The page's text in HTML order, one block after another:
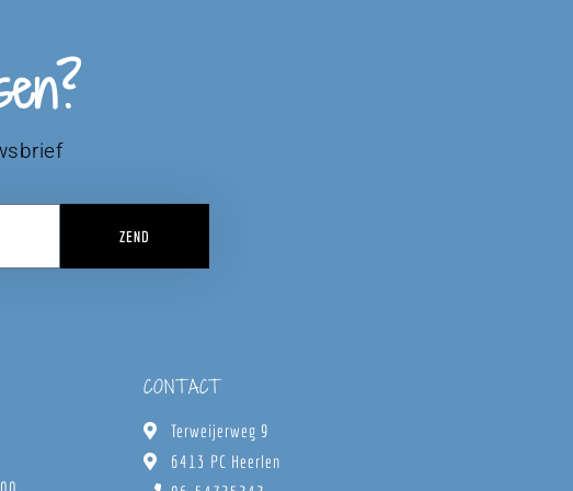
ZEND
CONTACT
Terweijerweg 9
6413 PC Heerlen